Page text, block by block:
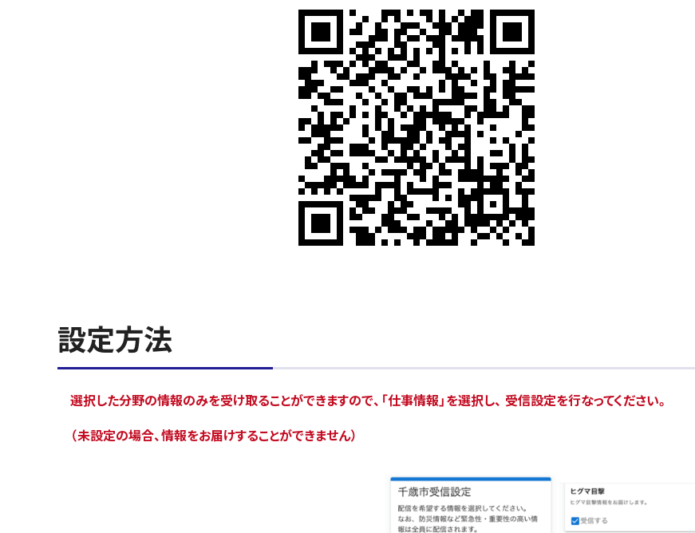
設定方法
選択した分野の情報のみを受け取ることができますので、「仕事情報」を選択し、 受信設定を行なってください。
（未設定の場合、情報をお届けすることができません）